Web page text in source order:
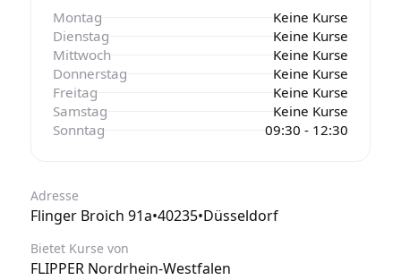
Montag
Keine Kurse
Dienstag
Keine Kurse
Mittwoch
Keine Kurse
Donnerstag
Keine Kurse
Freitag
Keine Kurse
Samstag
Keine Kurse
Sonntag
09:30 - 12:30
Adresse
Flinger Broich 91a•40235•Düsseldorf
Bietet Kurse von
FLIPPER Nordrhein-Westfalen